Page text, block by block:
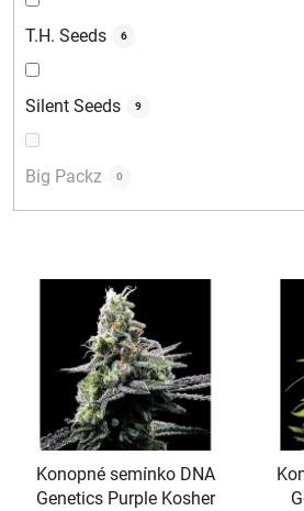
T.H. Seeds 6
Silent Seeds 9
Big Packz 0
Konopné semínko DNA
Genetics Purple Kosher